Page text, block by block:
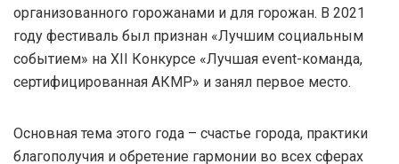
организованного горожанами и для горожан. В 2021
году фестиваль был признан «Лучшим социальным
событием» на XII Конкурсе «Лучшая event-команда,
сертифицированная АКМР» и занял первое место.
Основная тема этого года – счастье города, практики
благополучия и обретение гармонии во всех сферах